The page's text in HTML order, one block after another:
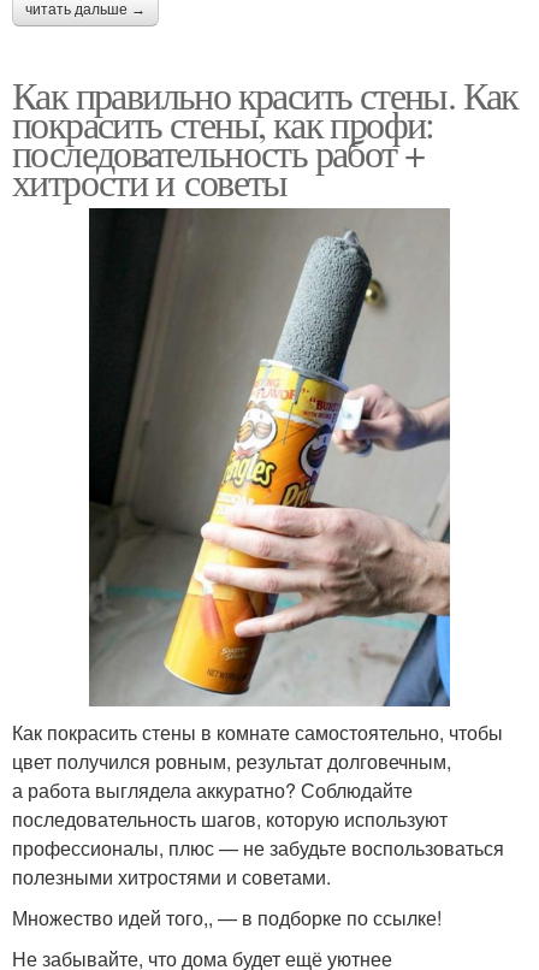
читать дальше →
Как правильно красить стены. Как
покрасить стены, как профи:
последовательность работ +
хитрости и советы
Как покрасить стены в комнате самостоятельно, чтобы
цвет получился ровным, результат долговечным,
а работа выглядела аккуратно? Соблюдайте
последовательность шагов, которую используют
профессионалы, плюс — не забудьте воспользоваться
полезными хитростями и советами.
Множество идей того,, — в подборке по ссылке!
Не забывайте, что дома будет ещё уютнее